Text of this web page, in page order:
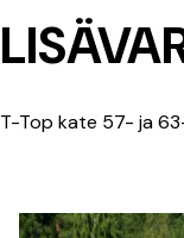
T-Top kate 57- ja